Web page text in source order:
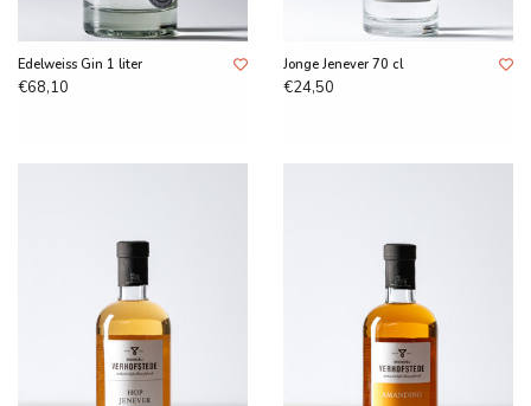
Edelweiss Gin 1 liter
€68,10
Jonge Jenever 70 cl
€24,50